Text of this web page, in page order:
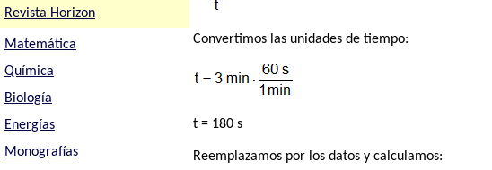
Revista Horizon
Matemática
Química
Biología
Energías
Monografías
Convertimos las unidades de tiempo:
t = 180 s
Reemplazamos por los datos y calculamos: